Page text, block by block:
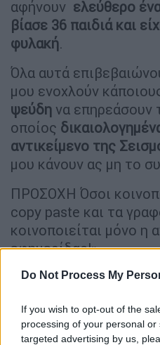
Do Not Process My
If you wish to opt-out of the
processing of your personal
targeted advertising by us,
αφήνουν ελεύθερο
βίασε 36 παιδιά και
φυλακή.
Όλα αυτά
μου ενοχλούν
ψεύδη να επηρεάσουν
οποίος
αντικείμενο της
μου κάνουν ας μη το
ΠΡΟΣΟΧΗ Όσοι
copy paste και τα
κοινοποιείται μόνο η
εφημερίδας!».